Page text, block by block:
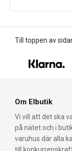
Till toppen av
Om Elbutik
Vi vill att det ska
på nätet och i
varuhus där alla